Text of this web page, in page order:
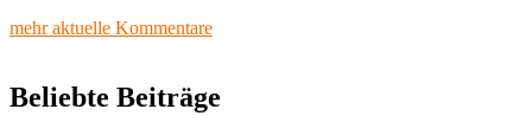
mehr aktuelle Kommentare
Beliebte Beiträge